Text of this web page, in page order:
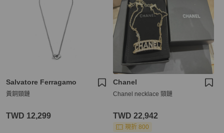
Salvatore Ferragamo
黃銅頸鏈
TWD 12,299
Chanel
Chanel necklace 頸鏈
TWD 22,942
現折 800